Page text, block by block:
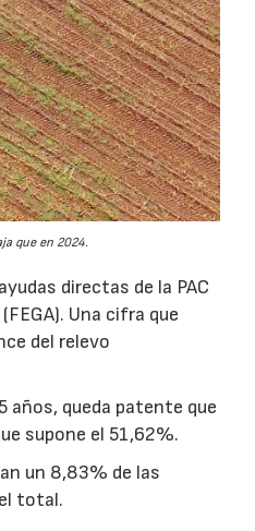
que en 2024.
directas de la PAC
(FEGA). Una cifra que
del relevo
años, queda patente que
supone el 51,62%.
un 8,83% de las
total.